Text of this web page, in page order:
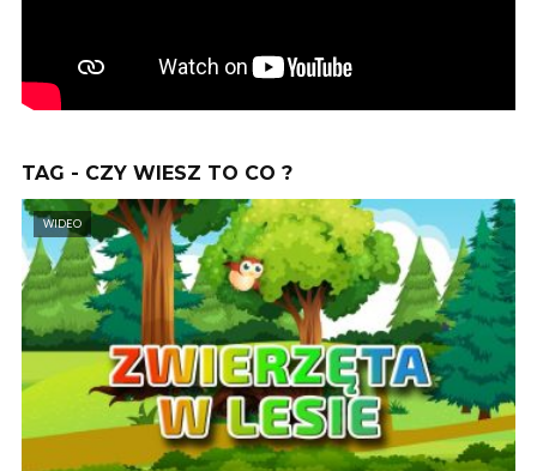
TAG - CZY WIESZ TO CO ?
WIDEO